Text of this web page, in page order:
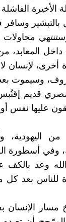
الأخيرة
وسافر
محاولات
المعابد،
أخرى،
وسيموت
قديم
عليها نفس
من
وفي أسطورة
الله وعد
بعد كل
مسار الإنسان